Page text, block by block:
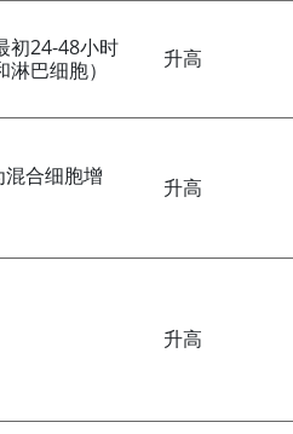
初24-48小时
巴细胞）
升高
合细胞增
升高
升高